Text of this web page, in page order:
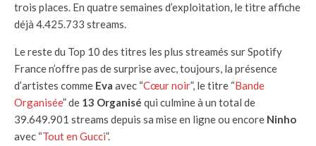
trois places. En quatre semaines d’exploitation, le titre affiche
déjà 4.425.733 streams.
Le reste du Top 10 des titres les plus streamés sur Spotify
France n’offre pas de surprise avec, toujours, la présence
d’artistes comme Eva avec “Cœur noir”, le titre “Bande
Organisée” de 13 Organisé qui culmine à un total de
39.649.901 streams depuis sa mise en ligne ou encore Ninho
avec “Tout en Gucci”.